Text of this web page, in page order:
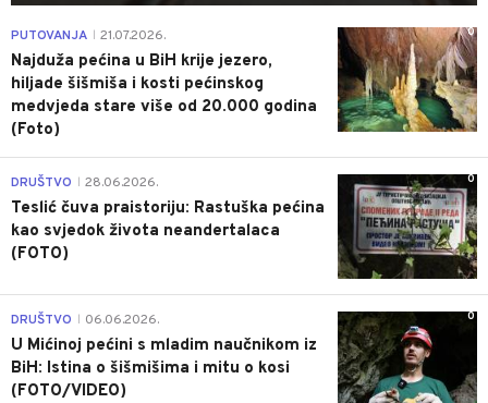
0
PUTOVANJA 21.07.2026.
Najduža pećina u BiH krije jezero,
hiljade šišmiša i kosti pećinskog
medvjeda stare više od 20.000 godina
(Foto)
0
DRUŠTVO 28.06.2026.
Teslić čuva praistoriju: Rastuška pećina
kao svjedok života neandertalaca
(FOTO)
0
DRUŠTVO 06.06.2026.
U Mićinoj pećini s mladim naučnikom iz
BiH: Istina o šišmišima i mitu o kosi
(FOTO/VIDEO)